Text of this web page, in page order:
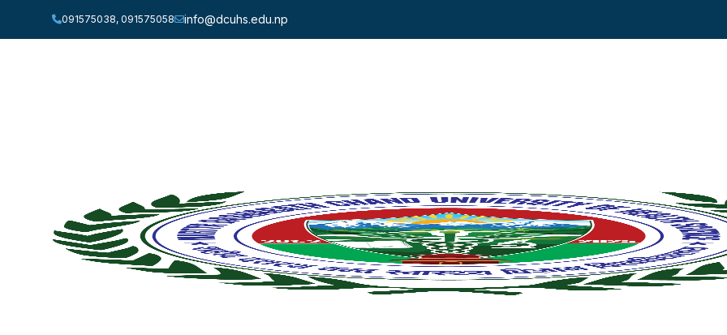
091575038, 091575058 info@dcuhs.edu.np